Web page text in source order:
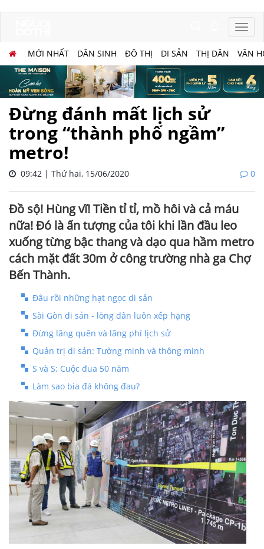
MỚI NHẤT DÂN SINH ĐÔ THỊ DI SẢN THỊ DÂN VĂN
Đừng đánh mất lịch sử
trong “thành phố ngầm”
metro!
09:42 | Thứ hai, 15/06/2020 0
Đồ sộ! Hùng vĩ! Tiền tỉ tỉ, mồ hôi và cả máu
nữa! Đó là ấn tượng của tôi khi lần đầu leo
xuống từng bậc thang và dạo qua hầm metro
cách mặt đất 30m ở công trường nhà ga Chợ
Bến Thành.
Đâu rồi những hạt ngọc di sản
Sài Gòn di sản - lòng dân luôn xếp hạng
Đừng lãng quên và lãng phí lịch sử
Quản trị di sản: Tường minh và thông minh
S và S: Cuộc đua 50 năm
Làm sao bia đá không đau?